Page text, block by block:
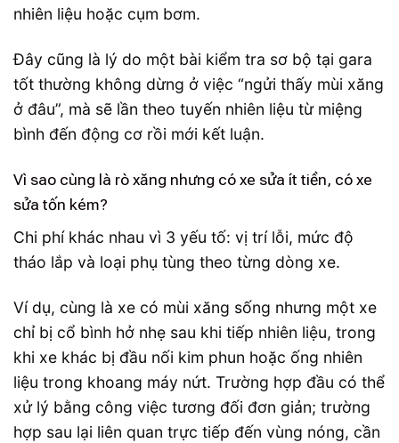
nhiên liệu hoặc cụm bơm.
Đây cũng là lý do một bài kiểm tra sơ bộ tại gara
tốt thường không dừng ở việc “ngửi thấy mùi xăng
ở đâu”, mà sẽ lần theo tuyến nhiên liệu từ miệng
bình đến động cơ rồi mới kết luận.
Vì sao cùng là rò xăng nhưng có xe sửa ít tiền, có xe
sửa tốn kém?
Chi phí khác nhau vì 3 yếu tố: vị trí lỗi, mức độ
tháo lắp và loại phụ tùng theo từng dòng xe.
Ví dụ, cùng là xe có mùi xăng sống nhưng một xe
chỉ bị cổ bình hở nhẹ sau khi tiếp nhiên liệu, trong
khi xe khác bị đầu nối kim phun hoặc ống nhiên
liệu trong khoang máy nứt. Trường hợp đầu có thể
xử lý bằng công việc tương đối đơn giản; trường
hợp sau lại liên quan trực tiếp đến vùng nóng, cần